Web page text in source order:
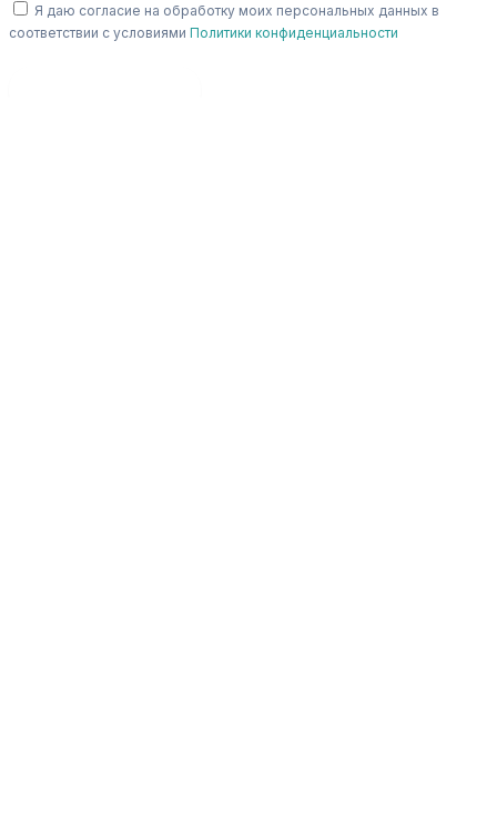
Я даю согласие на обработку моих персональных данных в
соответствии с условиями Политики конфиденциальности